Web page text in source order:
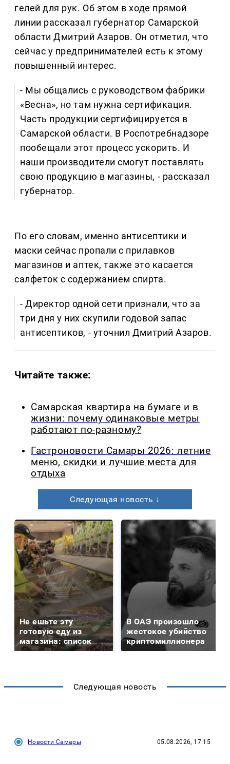
гелей для рук. Об этом в ходе прямой
линии рассказал губернатор Самарской
области Дмитрий Азаров. Он отметил, что
сейчас у предпринимателей есть к этому
повышенный интерес.
- Мы общались с руководством фабрики
«Весна», но там нужна сертификация.
Часть продукции сертифицируется в
Самарской области. В Роспотребнадзоре
пообещали этот процесс ускорить. И
наши производители смогут поставлять
свою продукцию в магазины, - рассказал
губернатор.
По его словам, именно антисептики и
маски сейчас пропали с прилавков
магазинов и аптек, также это касается
салфеток с содержанием спирта.
- Директор одной сети признали, что за
три дня у них скупили годовой запас
антисептиков, - уточнил Дмитрий Азаров.
Читайте также:
Самарская квартира на бумаге и в
жизни: почему одинаковые метры
работают по-разному?
Гастроновости Самары 2026: летние
меню, скидки и лучшие места для
отдыха
Следующая новость ↓
Не ешьте эту
готовую еду из
магазина: список
В ОАЭ произошло
жестокое убийство
криптомиллионера
Следующая новость
Новости Самары 05.08.2026, 17:15